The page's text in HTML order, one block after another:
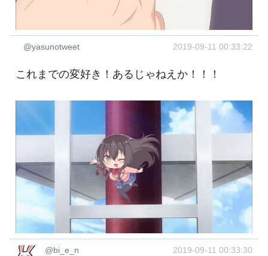
@yasunotweet 2019-09-11 00:33:22
これまでの変好き！あるじゃねえか！！！
@bi_e_n 2019-09-11 00:33:30